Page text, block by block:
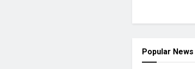
Popular News